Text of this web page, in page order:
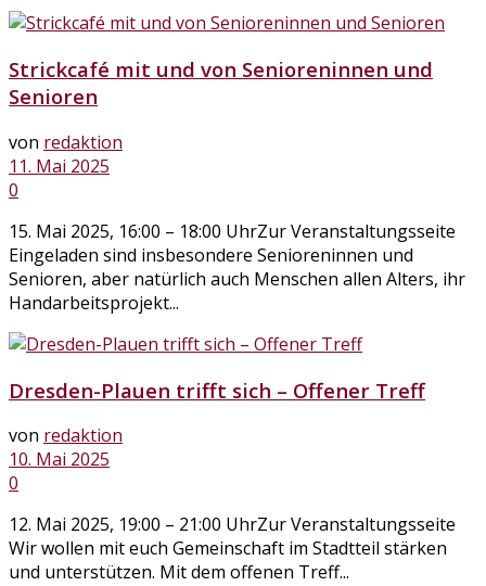
Strickcafé mit und von Senioreninnen und
Senioren
von redaktion
11. Mai 2025
0
15. Mai 2025, 16:00 – 18:00 UhrZur Veranstaltungsseite
Eingeladen sind insbesondere Senioreninnen und
Senioren, aber natürlich auch Menschen allen Alters, ihr
Handarbeitsprojekt...
Dresden-Plauen trifft sich – Offener Treff
von redaktion
10. Mai 2025
0
12. Mai 2025, 19:00 – 21:00 UhrZur Veranstaltungsseite
Wir wollen mit euch Gemeinschaft im Stadtteil stärken
und unterstützen. Mit dem offenen Treff...